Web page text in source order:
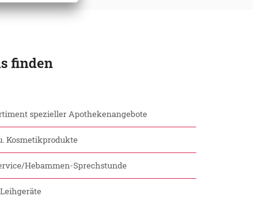
finden
spezieller Apothekenangebote
Kosmetikprodukte
Hebammen-Sprechstunde